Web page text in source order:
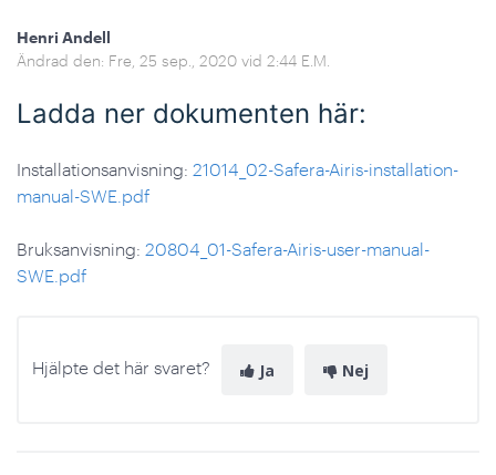
Henri Andell
Ändrad den: Fre, 25 sep., 2020 vid 2:44 E.M.
Ladda ner dokumenten här:
Installationsanvisning: 21014_02-Safera-Airis-installation-
manual-SWE.pdf
Bruksanvisning: 20804_01-Safera-Airis-user-manual-
SWE.pdf
Hjälpte det här svaret? Ja Nej